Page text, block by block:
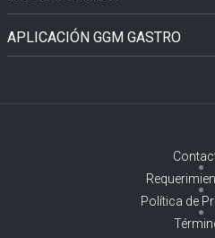
APLICACIÓN GGM GASTRO
Política de